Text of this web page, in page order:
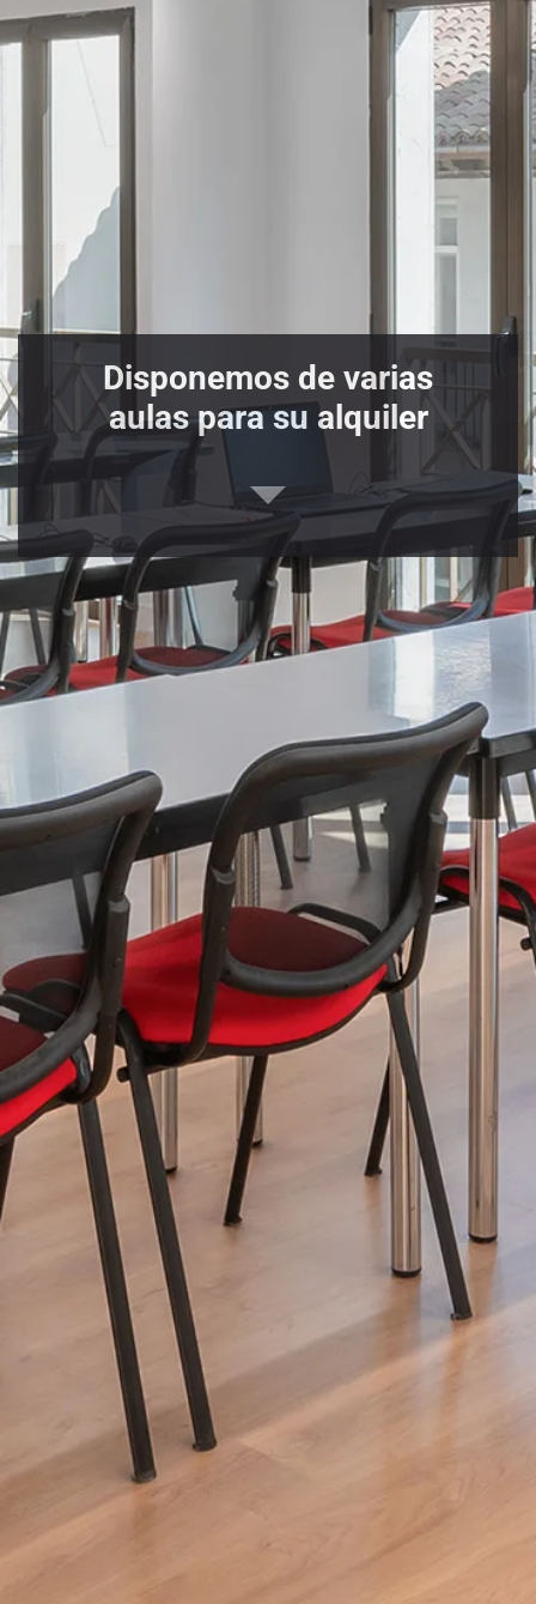
Disponemos de varias
aulas para su alquiler